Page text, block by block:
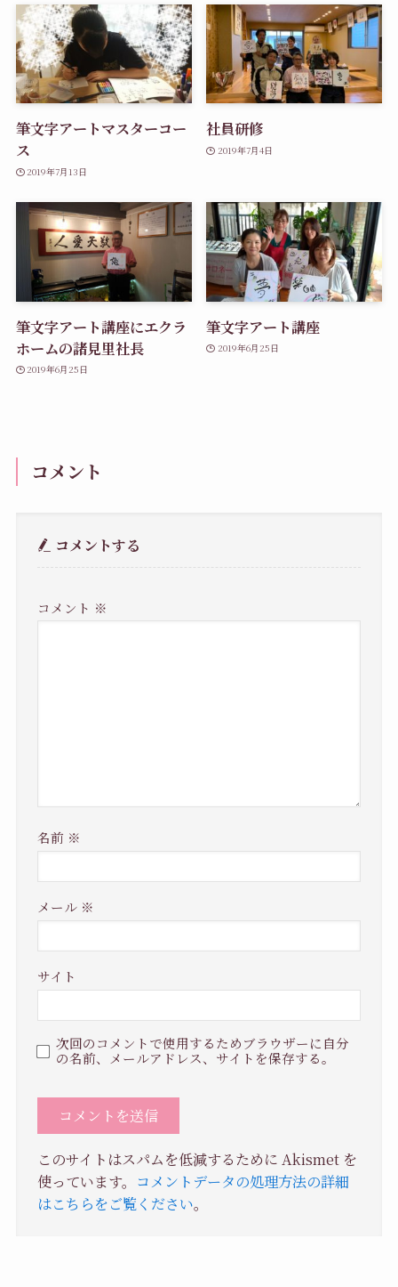
筆文字アートマスターコー
ス
2019年7月13日
社員研修
2019年7月4日
筆文字アート講座にエクラ
ホームの諸見里社長
2019年6月25日
筆文字アート講座
2019年6月25日
コメント
コメントする
コメント ※
名前 ※
メール ※
サイト
次回のコメントで使用するためブラウザーに自分
の名前、メールアドレス、サイトを保存する。
このサイトはスパムを低減するために Akismet を
使っています。 コメントデータの処理方法の詳細
はこちらをご覧ください。